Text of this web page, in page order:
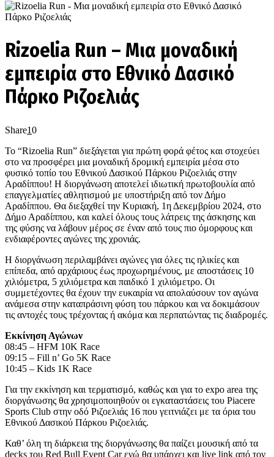
Rizoelia Run – Μια μοναδική
εμπειρία στο Εθνικό Δασικό
Πάρκο Ριζοελιάς
Share10
Το “Rizoelia Run” διεξάγεται για πρώτη φορά φέτος και στοχεύει
στο να προσφέρει μια μοναδική δρομική εμπειρία μέσα στο
φυσικό τοπίο του Εθνικού Δασικού Πάρκου Ριζοελιάς στην
Αραδίππου! Η διοργάνωση αποτελεί ιδιωτική πρωτοβουλία από
επαγγελματίες αθλητισμού με υποστήριξη από τον Δήμο
Αραδίππου. Θα διεξαχθεί την Κυριακή, 1η Δεκεμβρίου 2024, στο
Δήμο Αραδίππου, και καλεί όλους τους λάτρεις της άσκησης και
της φύσης να λάβουν μέρος σε έναν από τους πιο όμορφους και
ενδιαφέροντες αγώνες της χρονιάς.
Η διοργάνωση περιλαμβάνει αγώνες για όλες τις ηλικίες και
επίπεδα, από αρχάριους έως προχωρημένους, με αποστάσεις 10
χιλιόμετρα, 5 χιλιόμετρα και παιδικό 1 χιλιόμετρο. Οι
συμμετέχοντες θα έχουν την ευκαιρία να απολαύσουν τον αγώνα
ανάμεσα στην καταπράσινη φύση του πάρκου και να δοκιμάσουν
τις αντοχές τους τρέχοντας ή ακόμα και περπατώντας τις διαδρομές.
Εκκίνηση Αγώνων
08:45 – HFM 10K Race
09:15 – Fill n’ Go 5K Race
10:45 – Kids 1K Race
Για την εκκίνηση και τερματισμό, καθώς και για το expo area της
διοργάνωσης θα χρησιμοποιηθούν οι εγκαταστάσεις του Piacere
Sports Club στην οδό Ριζοελιάς 16 που γειτνιάζει με τα όρια του
Εθνικού Δασικού Πάρκου Ριζοελιάς.
Καθ’ όλη τη διάρκεια της διοργάνωσης θα παίζει μουσική από τα
decks του Red Bull Event Car ενώ θα υπάρχει και live link από τον